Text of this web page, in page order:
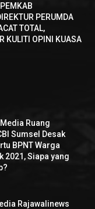
PERUMDA
TOTAL,
KULITI OPINI KUASA
Ruang
Sumsel Desak
BPNT Warga
2021, Siapa yang
Rajawalinews